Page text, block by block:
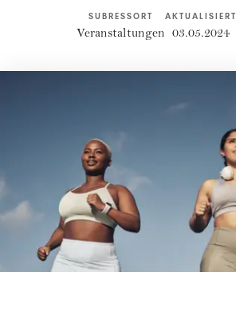
SUBRESSORT
Veranstaltungen
AKTUALISIERT
03.05.2024